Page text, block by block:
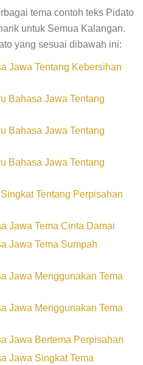
tema contoh teks Pidato
untuk Semua Kalangan.
yang sesuai dibawah ini:
Jawa Tentang Kebersihan
Bahasa Jawa Tentang
Bahasa Jawa Tentang
Bahasa Jawa Tentang
Tentang Perpisahan
Jawa Tema Cinta Damai
Jawa Tema Sumpah
Jawa Menggunakan Tema
Jawa Menggunakan Tema
Jawa Bertema Perpisahan
Jawa Singkat Tema